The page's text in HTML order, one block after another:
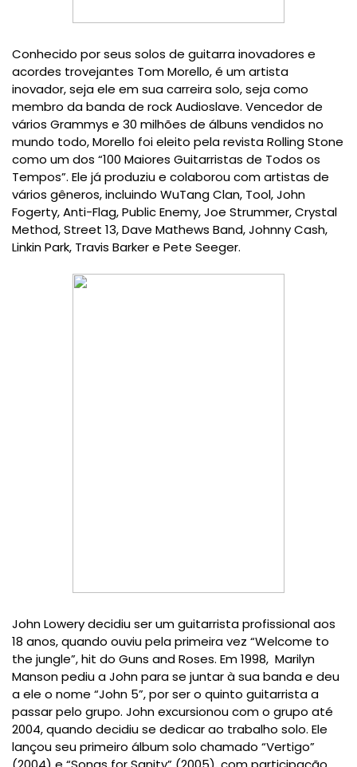
Conhecido por seus solos de guitarra inovadores e
acordes trovejantes Tom Morello, é um artista
inovador, seja ele em sua carreira solo, seja como
membro da banda de rock Audioslave. Vencedor de
vários Grammys e 30 milhões de álbuns vendidos no
mundo todo, Morello foi eleito pela revista Rolling Stone
como um dos “100 Maiores Guitarristas de Todos os
Tempos”. Ele já produziu e colaborou com artistas de
vários gêneros, incluindo WuTang Clan, Tool, John
Fogerty, Anti-Flag, Public Enemy, Joe Strummer, Crystal
Method, Street 13, Dave Mathews Band, Johnny Cash,
Linkin Park, Travis Barker e Pete Seeger.
John Lowery decidiu ser um guitarrista profissional aos
18 anos, quando ouviu pela primeira vez “Welcome to
the jungle”, hit do Guns and Roses. Em 1998, Marilyn
Manson pediu a John para se juntar à sua banda e deu
a ele o nome “John 5”, por ser o quinto guitarrista a
passar pelo grupo. John excursionou com o grupo até
2004, quando decidiu se dedicar ao trabalho solo. Ele
lançou seu primeiro álbum solo chamado “Vertigo”